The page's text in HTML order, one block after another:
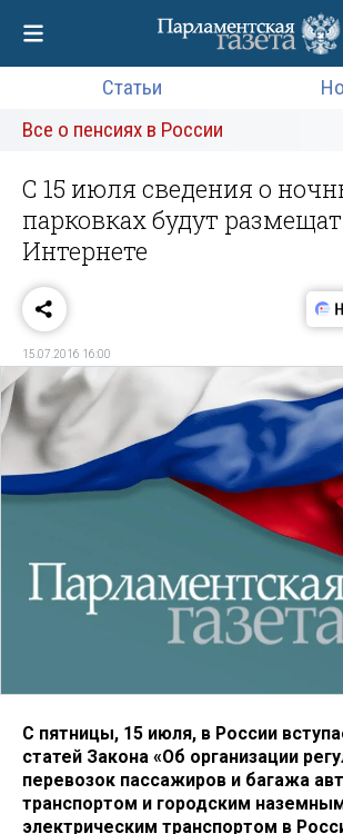
Статьи
Все о пенсиях в России
С 15 июля сведения о
парковках будут
Интернете
15.07.2016 16:00
С пятницы, 15 июля, в России
статей Закона «Об организации
перевозок пассажиров и багажа
транспортом и городским
электрическим транспортом в